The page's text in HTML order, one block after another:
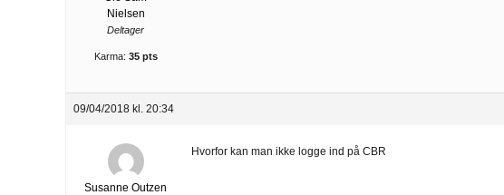
Nielsen
Deltager
Karma: 35 pts
09/04/2018 kl. 20:34
Susanne Outzen
Hvorfor kan man ikke logge ind på CBR